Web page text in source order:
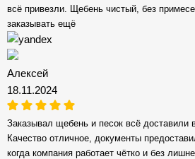
всё привезли. Щебень чистый, без
заказывать ещё
Алексей
18.11.2024
Заказывал щебень и песок всё доставили
Качество отличное, документы
когда компания работает чётко и без